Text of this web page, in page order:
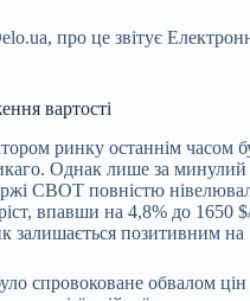
про це звітує
вартості
ринку останнім часом
Однак лише за
CBOT повністю
впавши на 4,8% до 1650
залишається позитивним на
спровоковане обвалом